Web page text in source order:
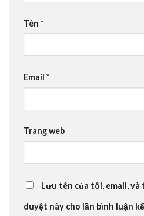
Tên *
Email *
Trang web
Lưu tên của tôi, email,
duyệt này cho lần bình luận